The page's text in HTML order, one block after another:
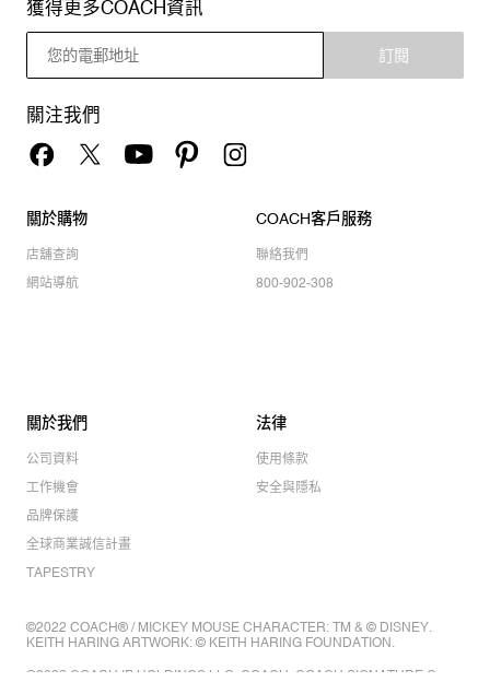
獲得更多COACH資訊
訂閱
關注我們
關於購物
店舖查詢
網站導航
COACH客戶服務
聯絡我們
800-902-308
關於我們
公司資料
工作機會
品牌保護
全球商業誠信計畫
TAPESTRY
法律
使用條款
安全與隱私
©2022 COACH® / MICKEY MOUSE CHARACTER: TM & © DISNEY.
KEITH HARING ARTWORK: © KEITH HARING FOUNDATION.
©2022 COACH IP HOLDINGS LLC. COACH, COACH SIGNATURE C